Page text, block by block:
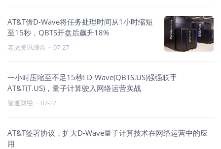
AT&T借D-Wave将任务处理时间从1小时缩短
至15秒，QBTS开盘后飙升18%
老虎资讯综合 · 07-27
一小时压缩至不足15秒! D-Wave(QBTS.US)强强联手
AT&T(T.US)，量子计算驶入网络运营实战
智通财经 · 07-27
AT&T签署协议，扩大D-Wave量子计算技术在网络运营中的应
用